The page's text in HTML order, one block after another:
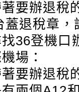
要辦退稅
退稅章，
36登機口
場：
要辦退稅